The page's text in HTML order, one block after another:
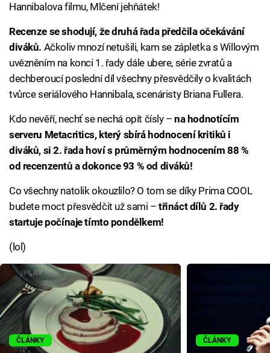
Hannibalova filmu, Mlčení jehňátek!
Recenze se shodují, že druhá řada předčila očekávání
diváků. Ačkoliv mnozí netušili, kam se zápletka s Willovým
uvězněním na konci 1. řady dále ubere, série zvratů a
dechberoucí poslední díl všechny přesvědčily o kvalitách
tvůrce seriálového Hannibala, scenáristy Briana Fullera.
Kdo nevěří, nechť se nechá opít čísly –na hodnotícím
serveru Metacritics, který sbírá hodnocení kritiků i
diváků, si 2. řada hoví s průměrným hodnocením 88 %
od recenzentů a dokonce 93 % od diváků!
Co všechny natolik okouzlilo? O tom se díky Prima COOL
budete moct přesvědčit už sami – třináct dílů 2. řady
startuje počínaje tímto pondělkem!
(lol)
ČLÁNKY ČLÁNKY